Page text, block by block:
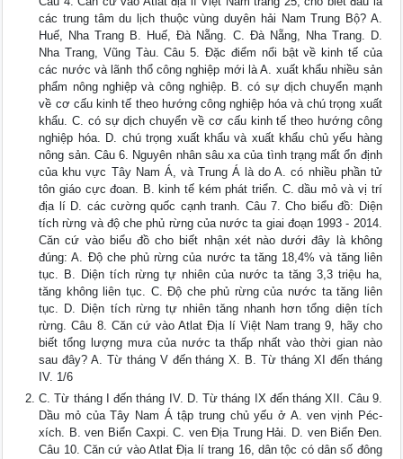
các trung tâm du lịch thuộc vùng duyên hải Nam Trung Bộ? A.
Huế, Nha Trang B. Huế, Đà Nẵng. C. Đà Nẵng, Nha Trang. D.
Nha Trang, Vũng Tàu. Câu 5. Đặc điểm nổi bật về kinh tế của
các nước và lãnh thổ công nghiệp mới là A. xuất khẩu nhiều sản
phẩm nông nghiệp và công nghiệp. B. có sự dịch chuyển mạnh
về cơ cấu kinh tế theo hướng công nghiệp hóa và chú trọng xuất
khẩu. C. có sự dịch chuyển về cơ cấu kinh tế theo hướng công
nghiệp hóa. D. chú trọng xuất khẩu và xuất khẩu chủ yếu hàng
nông sản. Câu 6. Nguyên nhân sâu xa của tình trạng mất ổn định
của khu vực Tây Nam Á, và Trung Á là do A. có nhiều phần tử
tôn giáo cực đoan. B. kinh tế kém phát triển. C. dầu mỏ và vị trí
địa lí D. các cường quốc cạnh tranh. Câu 7. Cho biểu đồ: Diện
tích rừng và độ che phủ rừng của nước ta giai đoạn 1993 - 2014.
Căn cứ vào biểu đồ cho biết nhận xét nào dưới đây là không
đúng: A. Độ che phủ rừng của nước ta tăng 18,4% và tăng liên
tục. B. Diện tích rừng tự nhiên của nước ta tăng 3,3 triệu ha,
tăng không liên tục. C. Độ che phủ rừng của nước ta tăng liên
tục. D. Diện tích rừng tự nhiên tăng nhanh hơn tổng diện tích
rừng. Câu 8. Căn cứ vào Atlat Địa lí Việt Nam trang 9, hãy cho
biết tổng lượng mưa của nước ta thấp nhất vào thời gian nào
sau đây? A. Từ tháng V đến tháng X. B. Từ tháng XI đến tháng
IV. 1/6
C. Từ tháng I đến tháng IV. D. Từ tháng IX đến tháng XII. Câu 9.
Dầu mỏ của Tây Nam Á tập trung chủ yếu ở A. ven vịnh Péc-
xích. B. ven Biển Caxpi. C. ven Địa Trung Hải. D. ven Biển Đen.
Câu 10. Căn cứ vào Atlat Địa lí trang 16, dân tộc có dân số đông